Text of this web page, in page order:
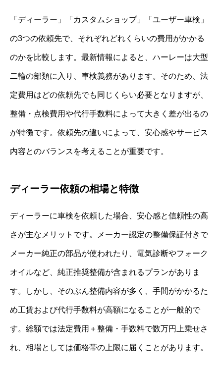
「ディーラー」「カスタムショップ」「ユーザー車検」
の3つの依頼先で、それぞれどれくらいの費用がかかる
のかを比較します。最新情報によると、ハーレーは大型
二輪の部類に入り、車検義務があります。そのため、法
定費用はどの依頼先でも同じくらい必要となりますが、
整備・点検費用や代行手数料によって大きく差が出るの
が特徴です。依頼先の違いによって、安心感やサービス
内容とのバランスを考えることが重要です。
ディーラー依頼の相場と特徴
ディーラーに車検を依頼した場合、安心感と信頼性の高
さが主なメリットです。メーカー認定の整備保証付きで
メーカー純正の部品が使われたり、電気診断やフォーク
オイルなど、純正推奨整備が含まれるプランがありま
す。しかし、そのぶん整備内容が多く、手間がかかるた
め工賃および代行手数料が高額になることが一般的で
す。総額では法定費用＋整備・手数料で数万円上乗せさ
れ、相場としては価格帯の上限に届くことがあります。